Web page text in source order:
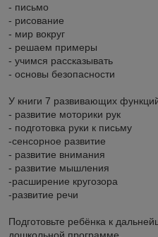
- письмо
- рисование
- мир вокруг
- решаем примеры
- учимся рассказывать
- основы безопасности
У книги 7 развивающих
- развитие моторики рук
- подготовка руки к письму
-сенсорное развитие
- развитие внимания
- развитие мышления
-расширение кругозора
-развитие речи
Подготовьте ребёнка к
дошкольной программе.